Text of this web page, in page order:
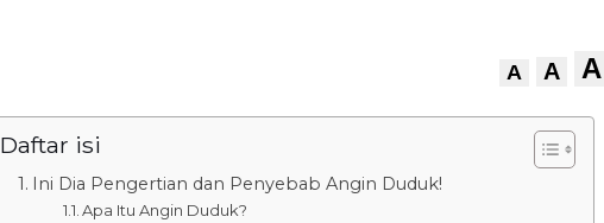
A A A
Daftar isi
Ini Dia Pengertian dan Penyebab Angin Duduk!
Apa Itu Angin Duduk?